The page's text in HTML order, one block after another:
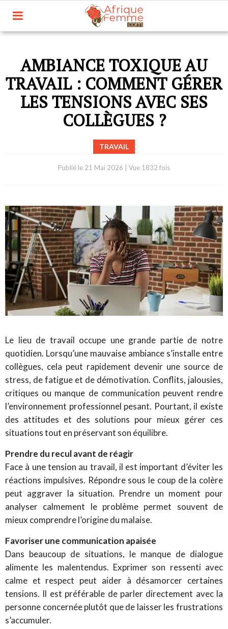
AMBIANCE TOXIQUE AU
TRAVAIL : COMMENT GÉRER
LES TENSIONS AVEC SES
COLLÈGUES ?
TRAVAIL
Publié le 21 Mai 2026 Vue 1832 fois
Le lieu de travail occupe une grande partie de notre
quotidien. Lorsqu’une mauvaise ambiance s’installe entre
collègues, cela peut rapidement devenir une source de
stress, de fatigue et de démotivation. Conflits, jalousies,
critiques ou manque de communication peuvent rendre
l’environnement professionnel pesant. Pourtant, il existe
des attitudes et des solutions pour mieux gérer ces
situations tout en préservant son équilibre.
Prendre du recul avant de réagir
Face à une tension au travail, il est important d’éviter les
réactions impulsives. Répondre sous le coup de la colère
peut aggraver la situation. Prendre un moment pour
analyser calmement le problème permet souvent de
mieux comprendre l’origine du malaise.
Favoriser une communication apaisée
Dans beaucoup de situations, le manque de dialogue
alimente les malentendus. Exprimer son ressenti avec
calme et respect peut aider à désamorcer certaines
tensions. Il est préférable de parler directement avec la
personne concernée plutôt que de laisser les frustrations
s’accumuler.